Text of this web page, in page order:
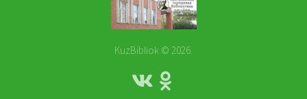
KuzBibliok © 2026.